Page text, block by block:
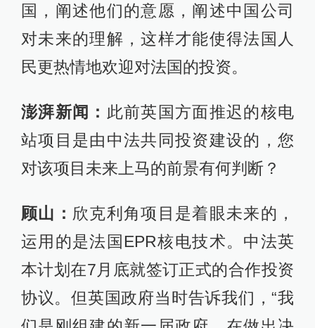
国，阐述他们的意愿，阐述中国公司
对未来的理解，这样才能使得法国人
民更热情地欢迎对法国的投资。
澎湃新闻： 此前英国方面推迟的核电
站项目是由中法共同投资建设的，您
对该项目未来上马的前景有何判断？
顾山： 欣克利角项目是着眼未来的，
运用的是法国EPR核电技术。中法英
本计划在7月底就签订正式的合作投资
协议。但英国政府当时告诉我们，“我